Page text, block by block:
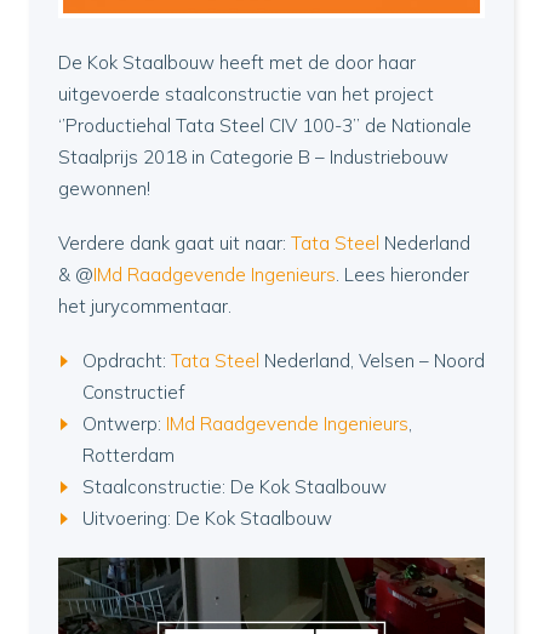
De Kok Staalbouw heeft met de door haar
uitgevoerde staalconstructie van het project
‘’Productiehal Tata Steel CIV 100-3’’ de Nationale
Staalprijs 2018 in Categorie B – Industriebouw
gewonnen!
Verdere dank gaat uit naar: Tata Steel Nederland
& @IMd Raadgevende Ingenieurs . Lees hieronder
het jurycommentaar.
Opdracht: Tata Steel Nederland, Velsen – Noord
Constructief
Ontwerp: IMd Raadgevende Ingenieurs
Rotterdam
Staalconstructie: De Kok Staalbouw
Uitvoering: De Kok Staalbouw